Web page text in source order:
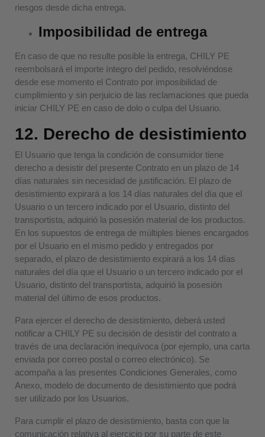
riesgos desde dicha entrega.
Imposibilidad de entrega
En caso de que no resulte posible la entrega, CHILY PE
reembolsará el importe íntegro del pedido, resolviéndose
desde ese momento el Contrato por imposibilidad de
cumplimiento y sin perjuicio de las reclamaciones que pueda
iniciar CHILY PE en caso de dolo o culpa del Usuario.
12. Derecho de desistimiento
El Usuario que tenga la condición de consumidor tiene
derecho a desistir del presente Contrato en un plazo de 14
días naturales sin necesidad de justificación. El plazo de
desistimiento expirará a los 14 días naturales del día que el
Usuario o un tercero indicado por el Usuario, distinto del
transportista, adquirió la posesión material de los productos.
En los supuestos de entrega de múltiples bienes encargados
por el Usuario en el mismo pedido y entregados por
separado, el plazo de desistimiento expirará a los 14 días
naturales del día que el Usuario o un tercero indicado por el
Usuario, distinto del transportista, adquirió la posesión
material del último de esos productos.
Para ejercer el derecho de desistimiento, deberá usted
notificar a CHILY PE su decisión de desistir del contrato a
través de una declaración inequívoca (por ejemplo, una carta
enviada por correo postal o correo electrónico). Se
acompaña a las presentes Condiciones Generales, como
Anexo, modelo de documento de desistimiento que podrá
ser utilizado por los Usuarios.
Para cumplir el plazo de desistimiento, basta con que la
comunicación relativa al ejercicio por su parte de este